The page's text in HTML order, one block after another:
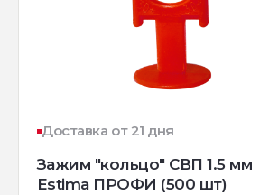
Доставка от 21 дня
Зажим "кольцо" СВП 1.5 мм
Estima ПРОФИ (500 шт)